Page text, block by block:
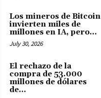
Los mineros de Bitcoin
invierten miles de
millones en IA, pero...
July 30, 2026
El rechazo de la
compra de 53.000
millones de dólares
de...